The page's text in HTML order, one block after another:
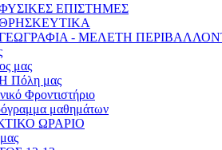
ΕΠΙΣΤΗΜΕΣ
- ΜΕΛΕΤΗ
μας
Πόλη μας
Φροντιστήριο
μαθημάτων
ΩΡΑΡΙΟ